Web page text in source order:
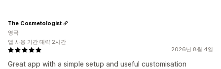
2026년 8월 4일
Great app with a simple setup and useful customisation
The Cosmetologist
영국
앱 사용 기간 대략 2시간